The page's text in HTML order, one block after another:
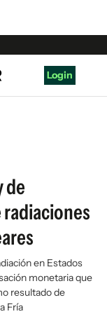
Login
de
radiaciones
en Estados
monetaria que
resultado de
Fría